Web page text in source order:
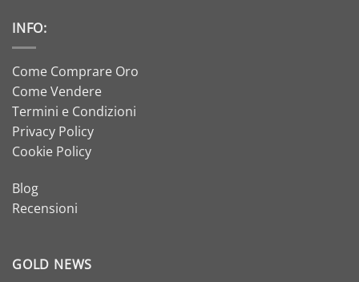
INFO:
Come Comprare Oro
Come Vendere
Termini e Condizioni
Privacy Policy
Cookie Policy
Blog
Recensioni
GOLD NEWS